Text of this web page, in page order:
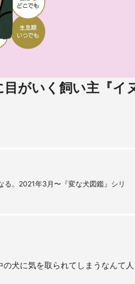
がいく飼い主『イ
る。2021年3月〜『変な犬図鑑』シリ
犬に気を取られてしまうなんて人